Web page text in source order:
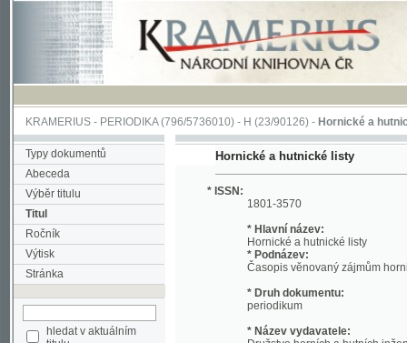
KRAMERIUS-PERIODIKA(796/5736010) -H(23/90126) -Hornické a hutnické listy
Typy dokumentů
Abeceda
Výběr titulu
Titul
Ročník
Výtisk
Stránka
hledat v aktuálním
Hornické a hutnické listy
* ISSN:
1801-3570
* Hlavní název:
* Podnázev:
Časopis věnovaný zájmům hornictva a
* Druh dokumentu:
* Název vydavatele:
Družstvo horních a hutních inženýrů v
* Datum vydání:
1900 - 1919